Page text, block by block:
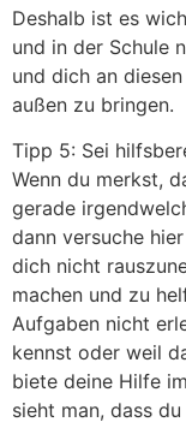
Deshalb ist es
und in der Schule
und dich an
außen zu bringen.
Tipp 5: Sei
Wenn du merkst,
gerade
dann versuche
dich nicht
machen und zu
Aufgaben nicht
kennst oder weil
biete deine Hilfe
sieht man, dass